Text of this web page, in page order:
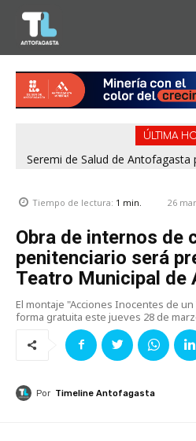
ÚLTIMA
Seremi de Salud de
Tiempo de lectura: 1 min. 26
Obra de internos de
penitenciario será
Teatro Municipal de
El montaje "Acciones Inocentes de
forma gratuita este jueves 28 de
Por Timeline Antofagasta